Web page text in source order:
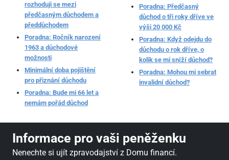
rozhoduji se mezi
předčasným důchodem a
předdůchodem
Poradna: Ročník narození
1963 a důchodové
možnosti
Minimální doba pojištění
pro přiznání důchodu
Poradna: Bude mi 66 let a
nemám pořád důchod
Poradna: Předčasný
důchod o tři roky dříve ve
výši 20 000 Kč
Poradna: Když odejdu do
důchodu o rok dříve, o
kolik se mi sníží důchod?
Poradna: Mohou mi sebrat
invalidní důchod?
Informace pro vaši peněženku
Nenechte si ujít zpravodajství z Domu financí.